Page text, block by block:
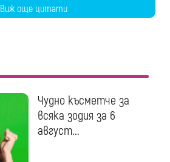
Виж още цитати
Чудно късметче за
всяка зодия за 6
август...